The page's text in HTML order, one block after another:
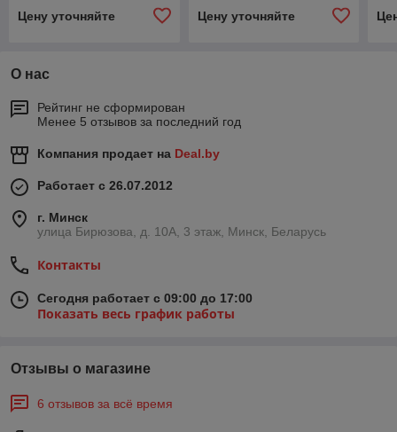
Plastics
Цену уточняйте
Plastics
Цену уточняйте
О нас
Рейтинг не сформирован
Менее 5 отзывов за последний год
Компания продает на Deal.by
Работает с 26.07.2012
г. Минск
улица Бирюзова, д. 10А, 3 этаж, Минск, Беларусь
Контакты
Сегодня работает с 09:00 до 17:00
Показать весь график работы
Отзывы о магазине
6 отзывов за всё время